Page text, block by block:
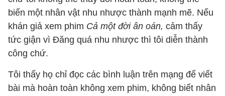
biến một nhân vật nhu nhược thành mạnh mẽ. Nếu
khán giả xem phim Cả một đời ân oán, cảm thấy
tức giận vì Đăng quá nhu nhược thì tôi diễn thành
công chứ.
Tôi thấy họ chỉ đọc các bình luận trên mạng để viết
bài mà hoàn toàn không xem phim, không biết nhân